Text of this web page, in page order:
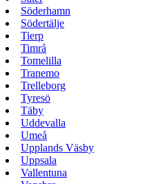
Söderhamn
Södertälje
Tierp
Timrå
Tomelilla
Tranemo
Trelleborg
Tyresö
Täby
Uddevalla
Umeå
Upplands Väsby
Uppsala
Vallentuna